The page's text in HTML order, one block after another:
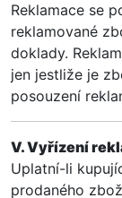
Reklamace se
reklamované
doklady.
jen jestliže je
posouzení
V. Vyřízení
Uplatní-li
prodaného